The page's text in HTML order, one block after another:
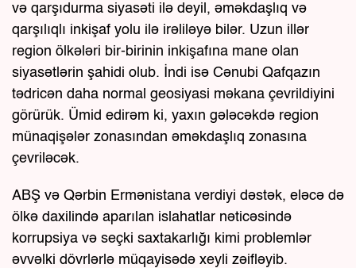
və qarşıdurma siyasəti ilə deyil, əməkdaşlıq və
qarşılıqlı inkişaf yolu ilə irəliləyə bilər. Uzun illər
region ölkələri bir-birinin inkişafına mane olan
siyasətlərin şahidi olub. İndi isə Cənubi Qafqazın
tədricən daha normal geosiyasi məkana çevrildiyini
görürük. Ümid edirəm ki, yaxın gələcəkdə region
münaqişələr zonasından əməkdaşlıq zonasına
çevriləcək.
ABŞ və Qərbin Ermənistana verdiyi dəstək, eləcə də
ölkə daxilində aparılan islahatlar nəticəsində
korrupsiya və seçki saxtakarlığı kimi problemlər
əvvəlki dövrlərlə müqayisədə xeyli zəifləyib.